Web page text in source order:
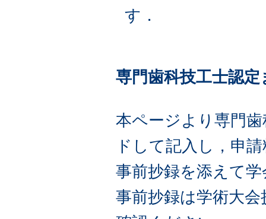
す．
専門歯科技工士認
本ページより専門
ドして記入し，申
事前抄録を添えて
事前抄録は学術大